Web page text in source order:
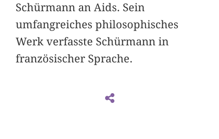
Schürmann an Aids. Sein
umfangreiches philosophisches
Werk verfasste Schürmann in
französischer Sprache.